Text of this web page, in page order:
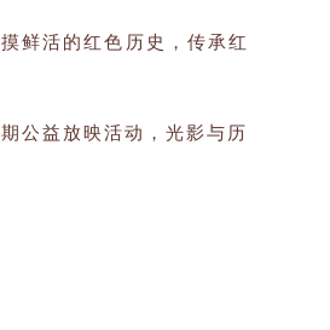
鲜活的红色历史，传承红
公益放映活动，光影与历